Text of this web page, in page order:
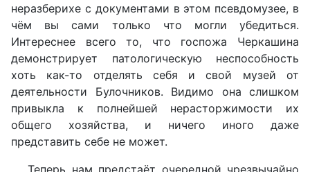
неразберихе с документами в этом псевдомузее, в
чём вы сами только что могли убедиться.
Интереснее всего то, что госпожа Черкашина
демонстрирует патологическую неспособность
хоть как-то отделять себя и свой музей от
деятельности Булочников. Видимо она слишком
привыкла к полнейшей нерасторжимости их
общего хозяйства, и ничего иного даже
представить себе не может.
Теперь нам предстаёт очередной чрезвычайно